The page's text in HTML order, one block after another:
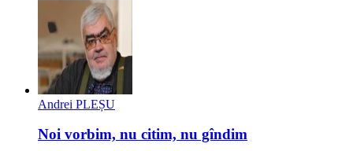
Andrei PLEȘU
Noi vorbim, nu citim, nu gîndim